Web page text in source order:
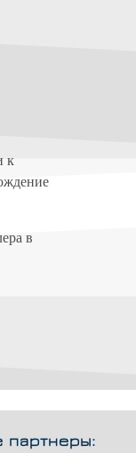
к
в
партнеры: